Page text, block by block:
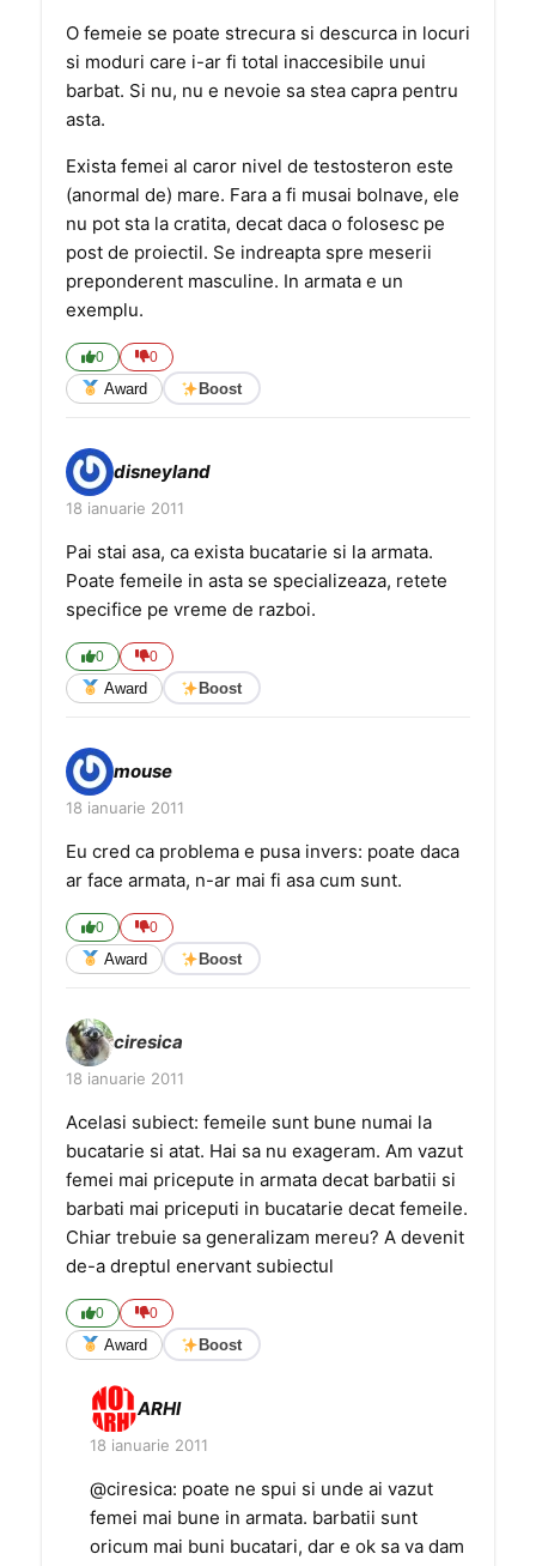
O femeie se poate strecura si descurca in locuri
si moduri care i-ar fi total inaccesibile unui
barbat. Si nu, nu e nevoie sa stea capra pentru
asta.
Exista femei al caror nivel de testosteron este
(anormal de) mare. Fara a fi musai bolnave, ele
nu pot sta la cratita, decat daca o folosesc pe
post de proiectil. Se indreapta spre meserii
preponderent masculine. In armata e un
exemplu.
0 0
Award Boost
disneyland
18 ianuarie 2011
Pai stai asa, ca exista bucatarie si la armata.
Poate femeile in asta se specializeaza, retete
specifice pe vreme de razboi.
0 0
Award Boost
mouse
18 ianuarie 2011
Eu cred ca problema e pusa invers: poate daca
ar face armata, n-ar mai fi asa cum sunt.
0 0
Award Boost
ciresica
18 ianuarie 2011
Acelasi subiect: femeile sunt bune numai la
bucatarie si atat. Hai sa nu exageram. Am vazut
femei mai pricepute in armata decat barbatii si
barbati mai priceputi in bucatarie decat femeile.
Chiar trebuie sa generalizam mereu? A devenit
de-a dreptul enervant subiectul
0 0
Award Boost
ARHI
18 ianuarie 2011
@ciresica: poate ne spui si unde ai vazut
femei mai bune in armata. barbatii sunt
oricum mai buni bucatari, dar e ok sa va dam